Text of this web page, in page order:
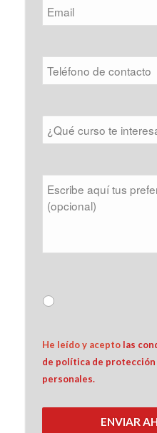
He leído y acepto las
de política de protección
personales.
ENVIAR